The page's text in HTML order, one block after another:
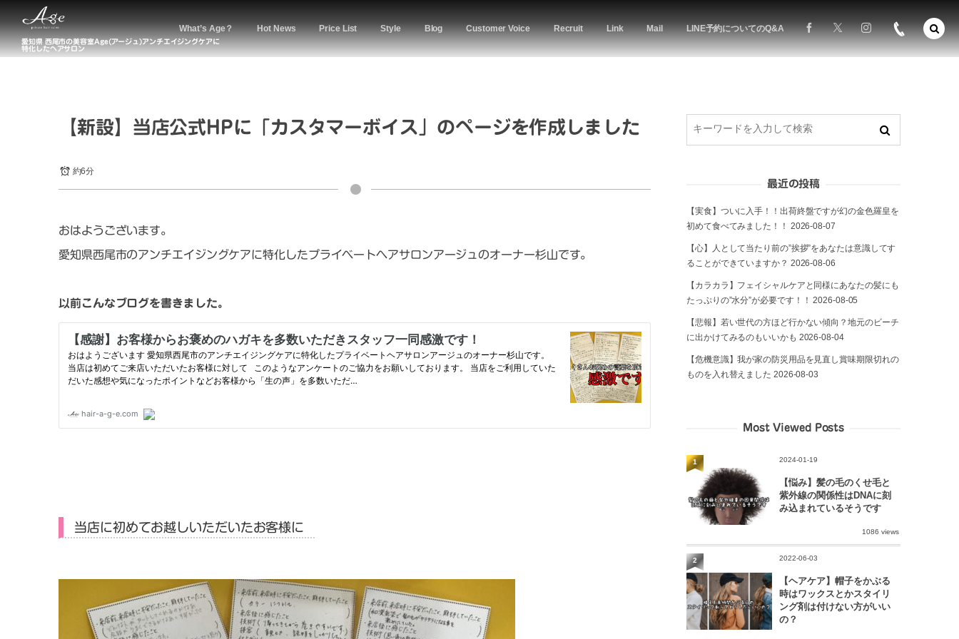
愛知県 西尾市の美容室Age(アージュ)アンチエイジングケアに
特化したヘアサロン
What’s Age？ Hot News Price List Style Blog Customer Voice Recruit Link Mail LINE予約についてのQ&A
【新設】当店公式HPに「カスタマーボイス」のページを作成しました
約6分
おはようございます。
愛知県西尾市のアンチエイジングケアに特化したプライベートヘアサロンアージュのオーナー杉山です。
以前こんなブログを書きました。
当店に初めてお越しいただいたお客様に
最近の投稿
【実食】ついに入手！！出荷終盤ですが幻の金色羅皇を
初めて食べてみました！！ 2026-08-07
【心】人として当たり前の”挨拶”をあなたは意識してす
ることができていますか？ 2026-08-06
【カラカラ】フェイシャルケアと同様にあなたの髪にも
たっぷりの”水分”が必要です！！ 2026-08-05
【悲報】若い世代の方ほど行かない傾向？地元のビーチ
に出かけてみるのもいいかも 2026-08-04
【危機意識】我が家の防災用品を見直し賞味期限切れの
ものを入れ替えました 2026-08-03
Most Viewed Posts
2024-01-19
【悩み】髪の毛のくせ毛と
紫外線の関係性はDNAに刻
み込まれているそうです
1086 views
1
2022-06-03
【ヘアケア】帽子をかぶる
時はワックスとかスタイリ
ング剤は付けない方がいい
の？
2